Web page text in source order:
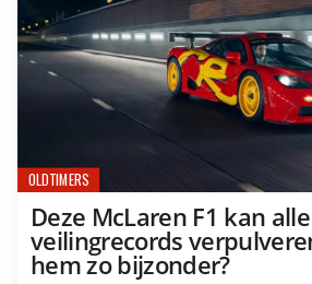
OLDTIMERS
Deze McLaren F1 kan alle
veilingrecords
hem zo bijzonder?